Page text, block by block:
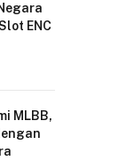
ENC
MLBB,